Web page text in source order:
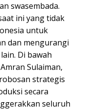
swasembada.
ini yang tidak
untuk
dan mengurangi
Di bawah
Sulaiman,
strategis
secara
seluruh